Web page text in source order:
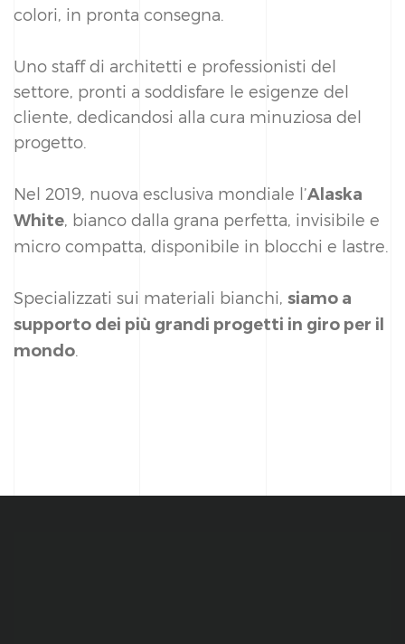
colori, in pronta consegna.
Uno staff di architetti e professionisti del
settore, pronti a soddisfare le esigenze del
cliente, dedicandosi alla cura minuziosa del
progetto.
Nel 2019, nuova esclusiva mondiale l’Alaska
White , bianco dalla grana perfetta, invisibile e
micro compatta, disponibile in blocchi e lastre.
Specializzati sui materiali bianchi, siamo a
supporto dei più grandi progetti in giro per il
mondo